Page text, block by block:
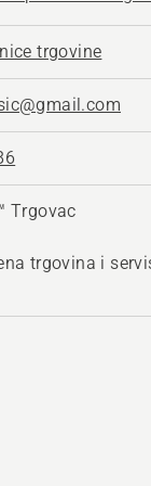
trgovine
Trgovac
trgovina i